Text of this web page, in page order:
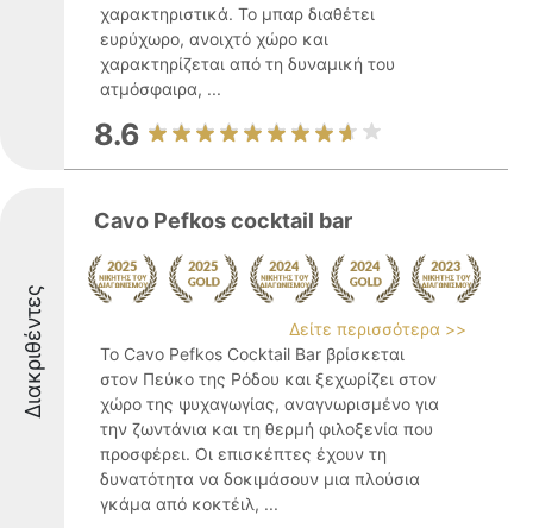
χαρακτηριστικά. Το μπαρ διαθέτει
ευρύχωρο, ανοιχτό χώρο και
χαρακτηρίζεται από τη δυναμική του
ατμόσφαιρα, ...
8.6
Διακριθέντες
Cavo Pefkos cocktail bar
Δείτε περισσότερα >>
Το Cavo Pefkos Cocktail Bar βρίσκεται
στον Πεύκο της Ρόδου και ξεχωρίζει στον
χώρο της ψυχαγωγίας, αναγνωρισμένο για
την ζωντάνια και τη θερμή φιλοξενία που
προσφέρει. Οι επισκέπτες έχουν τη
δυνατότητα να δοκιμάσουν μια πλούσια
γκάμα από κοκτέιλ, ...